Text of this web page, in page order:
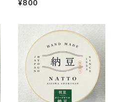
¥800